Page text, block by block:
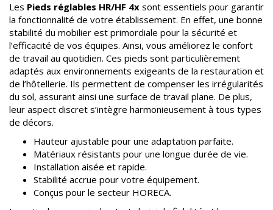
Les Pieds réglables HR/HF 4x sont essentiels pour garantir
la fonctionnalité de votre établissement. En effet, une bonne
stabilité du mobilier est primordiale pour la sécurité et
l’efficacité de vos équipes. Ainsi, vous améliorez le confort
de travail au quotidien. Ces pieds sont particulièrement
adaptés aux environnements exigeants de la restauration et
de l’hôtellerie. Ils permettent de compenser les irrégularités
du sol, assurant ainsi une surface de travail plane. De plus,
leur aspect discret s’intègre harmonieusement à tous types
de décors.
Hauteur ajustable pour une adaptation parfaite.
Matériaux résistants pour une longue durée de vie.
Installation aisée et rapide.
Stabilité accrue pour votre équipement.
Conçus pour le secteur HORECA.